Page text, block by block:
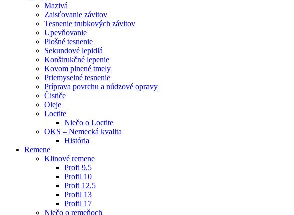
Mazivá
Zaisťovanie závitov
Tesnenie trubkových závitov
Upevňovanie
Plošné tesnenie
Sekundové lepidlá
Konštrukčné lepenie
Kovom plnené tmely
Priemyselné tesnenie
Príprava povrchu a núdzové opravy
Čističe
Oleje
Loctite
Niečo o Loctite
OKS – Nemecká kvalita
História
Remene
Klinové remene
Profi 9,5
Profil 10
Profi 12,5
Profil 13
Profil 17
Niečo o remeňoch